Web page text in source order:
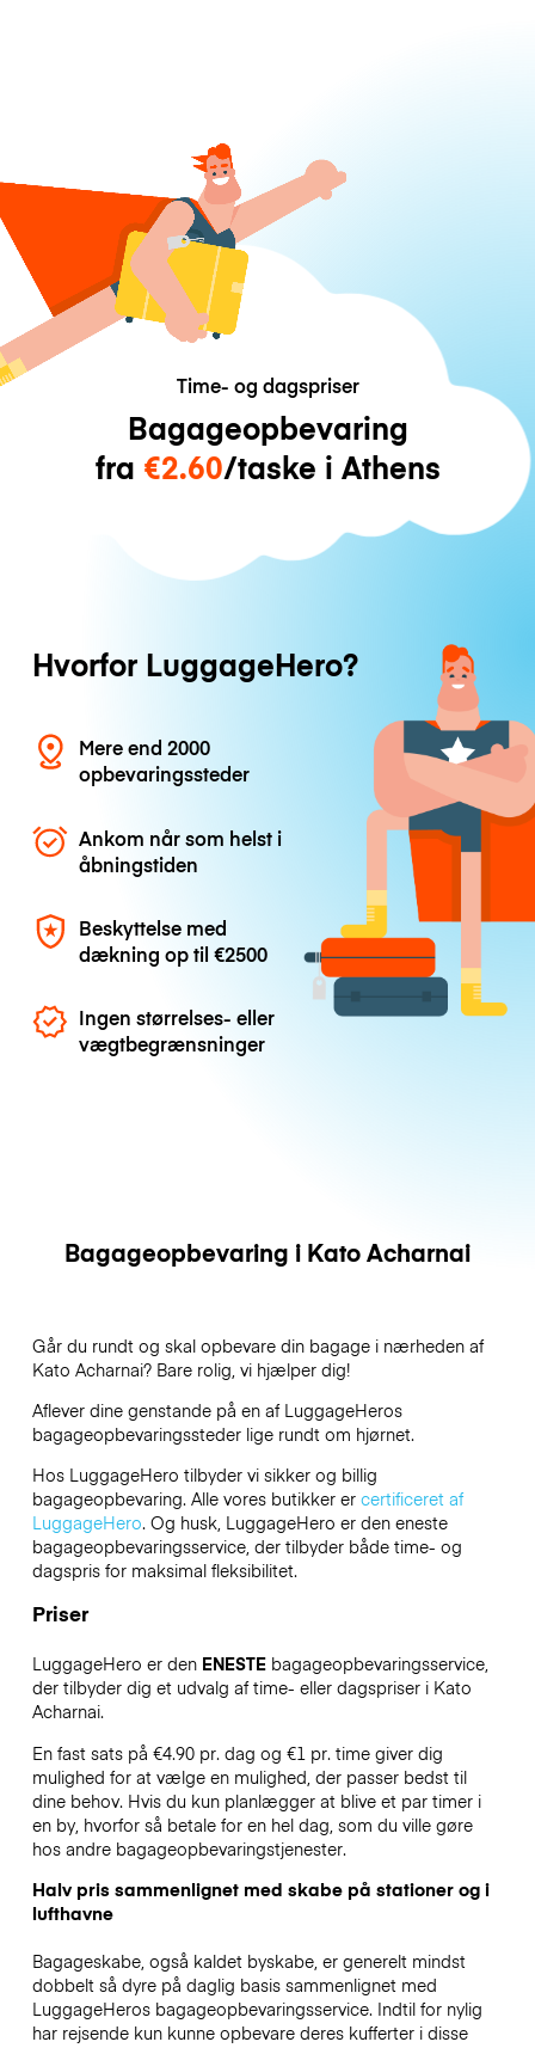
Time- og dagspriser
Bagageopbevaring
fra €2.60/taske i Athens
Hvorfor LuggageHero?
Mere end 2000
opbevaringssteder
Ankom når som helst i
åbningstiden
Beskyttelse med
dækning op til€2500
Ingen størrelses- eller
vægtbegrænsninger
Bagageopbevaring i Kato Acharnai
Går du rundt og skal opbevare din bagage i nærheden af
Kato Acharnai? Bare rolig, vi hjælper dig!
Aflever dine genstande på en af LuggageHeros
bagageopbevaringssteder lige rundt om hjørnet.
Hos LuggageHero tilbyder vi sikker og billig
bagageopbevaring. Alle vores butikker er certificeret af
LuggageHero. Og husk, LuggageHero er den eneste
bagageopbevaringsservice, der tilbyder både time- og
dagspris for maksimal fleksibilitet.
Priser
LuggageHero er den ENESTEbagageopbevaringsservice,
der tilbyder dig et udvalg af time- eller dagspriser i Kato
Acharnai.
En fast sats på €4.90 pr. dag og €1 pr. time giver dig
mulighed for at vælge en mulighed, der passer bedst til
dine behov. Hvis du kun planlægger at blive et par timer i
en by, hvorfor så betale for en hel dag, som du ville gøre
hos andre bagageopbevaringstjenester.
Halv pris sammenlignet med skabe på stationer og i
lufthavne
Bagageskabe, også kaldet byskabe, er generelt mindst
dobbelt så dyre på daglig basis sammenlignet med
LuggageHeros bagageopbevaringsservice. Indtil for nylig
har rejsende kun kunne opbevare deres kufferter i disse